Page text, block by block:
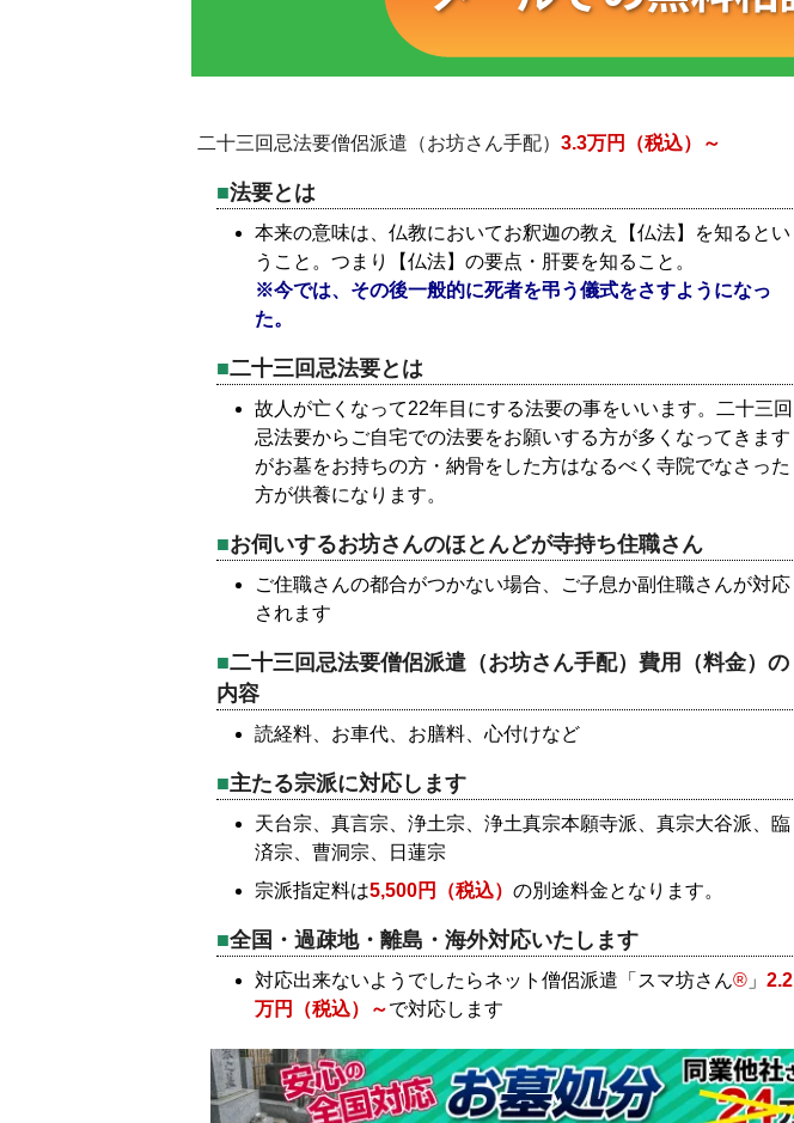
二十三回忌法要僧侶派遣（お坊さん手配）3.3万円（税込）～
法要とは
本来の意味は、仏教においてお釈迦の教え【仏法】を知るとい
うこと。つまり【仏法】の要点・肝要を知ること。
※今では、その後一般的に死者を弔う儀式をさすようになっ
た。
二十三回忌法要とは
故人が亡くなって22年目にする法要の事をいいます。二十三回
忌法要からご自宅での法要をお願いする方が多くなってきます
がお墓をお持ちの方・納骨をした方はなるべく寺院でなさった
方が供養になります。
お伺いするお坊さんのほとんどが寺持ち住職さん
ご住職さんの都合がつかない場合、ご子息か副住職さんが対応
されます
二十三回忌法要僧侶派遣（お坊さん手配）費用（料金）の
内容
読経料、お車代、お膳料、心付けなど
主たる宗派に対応します
天台宗、真言宗、浄土宗、浄土真宗本願寺派、真宗大谷派、臨
済宗、曹洞宗、日蓮宗
宗派指定料は5,500円（税込）の別途料金となります。
全国・過疎地・離島・海外対応いたします
対応出来ないようでしたらネット僧侶派遣「スマ坊さん® 」2.2
万円（税込）～で対応します